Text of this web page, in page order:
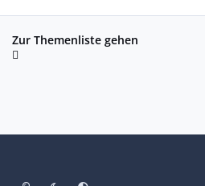
Zur Themenliste gehen
Heller ModusDunkler Modus
Systemeinstellung